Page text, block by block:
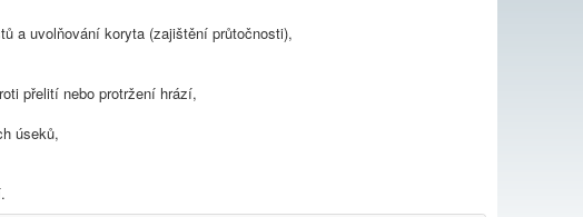
a uvolňování koryta (zajištění průtočnosti),
přelití nebo protržení hrází,
úseků,